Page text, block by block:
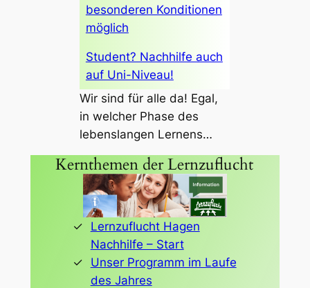
besonderen Konditionen
möglich
Student? Nachhilfe auch
auf Uni-Niveau!
Wir sind für alle da! Egal,
in welcher Phase des
lebenslangen Lernens…
Kernthemen der Lernzuflucht
Lernzuflucht Hagen
Nachhilfe – Start
Unser Programm im Laufe
des Jahres